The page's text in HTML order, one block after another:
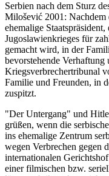
Serbien nach dem Sturz
Milošević 2001: Nachdem
ehemalige
Jugoslawienkrieges für
gemacht wird, in der
bevorstehende
Kriegsverbrechertribunal
Familie und Freunden, in
zuspitzt.
"Der Untergang" und
grüßen, wenn die
ins ehemalige Zentrum
wegen Verbrechen gegen
internationalen
einer filmischen bzw.